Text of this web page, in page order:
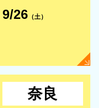
9/26 （土）
奈良